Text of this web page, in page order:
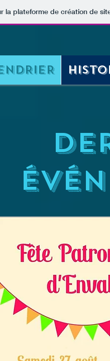
la plateforme de création de